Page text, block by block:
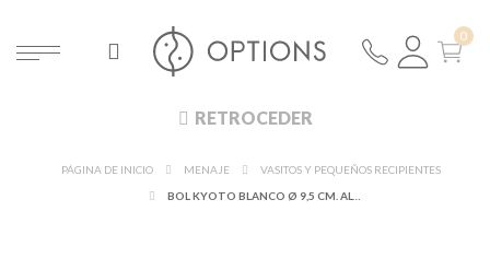
RETROCEDER
PÁGINA DE INICIO MENAJE
VASITOS Y PEQUEÑOS RECIPIENTES